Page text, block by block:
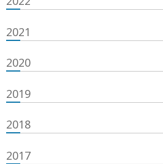
2021
2020
2019
2018
2017